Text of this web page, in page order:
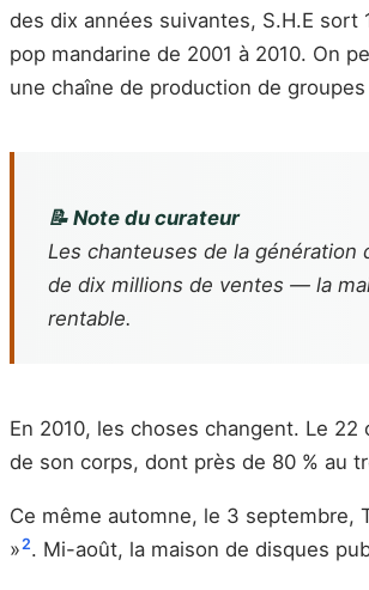
des dix années suivantes, S.H.E
pop mandarine de 2001 à 2010. On
une chaîne de production de
📝 Note du curateur
Les chanteuses de la génération
de dix millions de ventes — la
rentable.
En 2010, les choses changent. Le
de son corps, dont près de 80 % au
Ce même automne, le 3 septembre,
»2. Mi-août, la maison de disques